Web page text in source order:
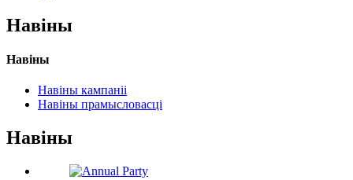
Навіны
Навіны
Навіны кампаніі
Навіны прамысловасці
Навіны